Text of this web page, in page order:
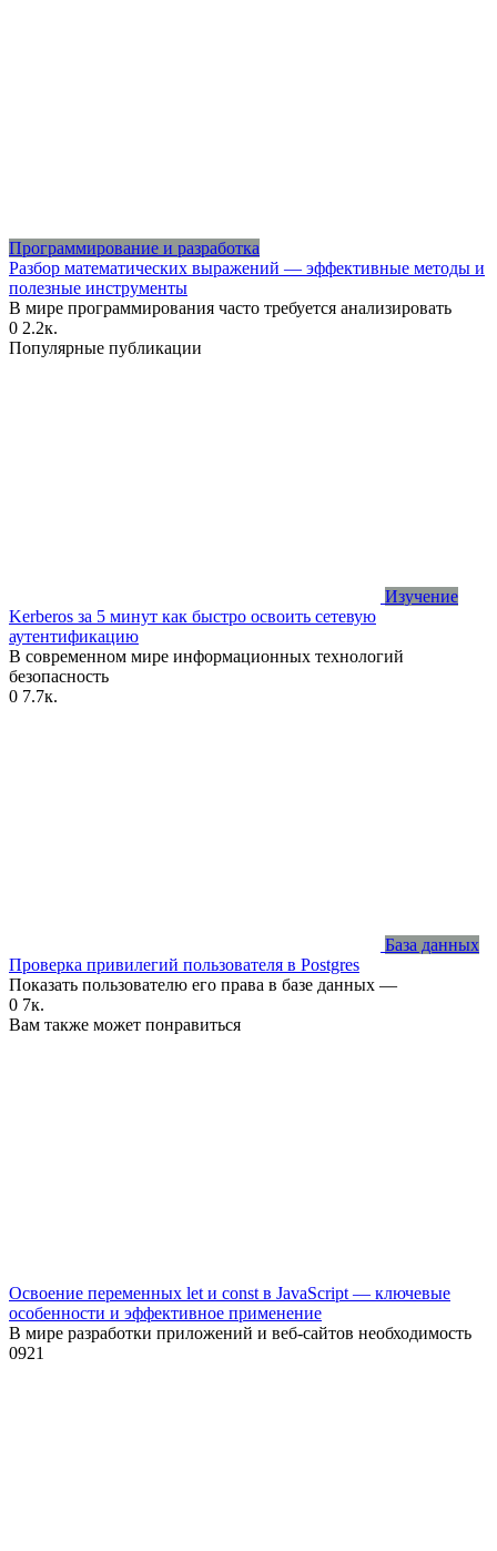
Программирование и разработка
Разбор математических выражений — эффективные методы и
полезные инструменты
В мире программирования часто требуется анализировать
0 2.2к.
Популярные публикации
Изучение
Kerberos за 5 минут как быстро освоить сетевую
аутентификацию
В современном мире информационных технологий
безопасность
0 7.7к.
База данных
Проверка привилегий пользователя в Postgres
Показать пользователю его права в базе данных —
0 7к.
Вам также может понравиться
Освоение переменных let и const в JavaScript — ключевые
особенности и эффективное применение
В мире разработки приложений и веб-сайтов необходимость
0921